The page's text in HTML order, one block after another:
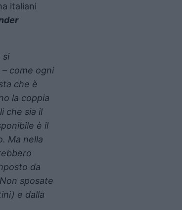
italiani
si
come ogni
che è
la coppia
che sia il
è il
Ma nella
da
sposate
e dalla